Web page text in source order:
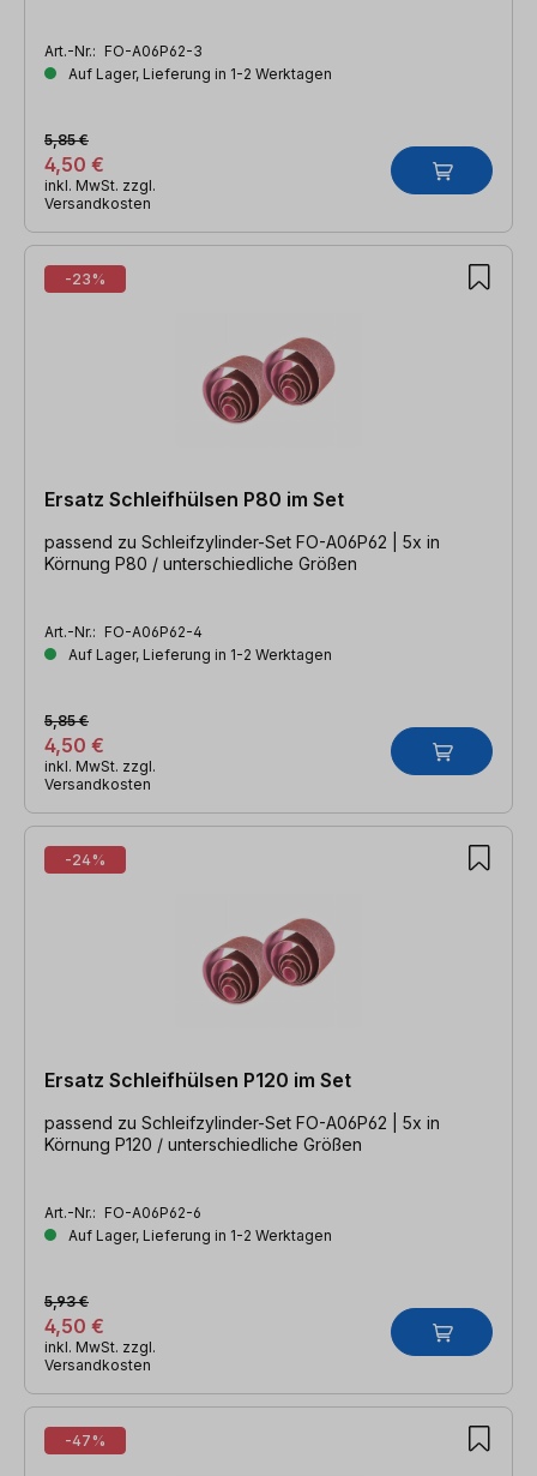
Art.-Nr.: FO-A06P62-3
Auf Lager, Lieferung in 1-2 Werktagen
4,50 €
5,85 €
inkl. MwSt. zzgl.
Versandkosten
-23%
Ersatz Schleifhülsen P80 im Set
passend zu Schleifzylinder-Set FO-A06P62 | 5x in
Körnung P80 / unterschiedliche Größen
Art.-Nr.: FO-A06P62-4
Auf Lager, Lieferung in 1-2 Werktagen
4,50 €
5,85 €
inkl. MwSt. zzgl.
Versandkosten
-24%
Ersatz Schleifhülsen P120 im Set
passend zu Schleifzylinder-Set FO-A06P62 | 5x in
Körnung P120 / unterschiedliche Größen
Art.-Nr.: FO-A06P62-6
Auf Lager, Lieferung in 1-2 Werktagen
4,50 €
5,93 €
inkl. MwSt. zzgl.
Versandkosten
-47%